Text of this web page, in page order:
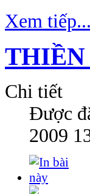
Xem tiếp...
THIỀN
Chi tiết
Được
2009